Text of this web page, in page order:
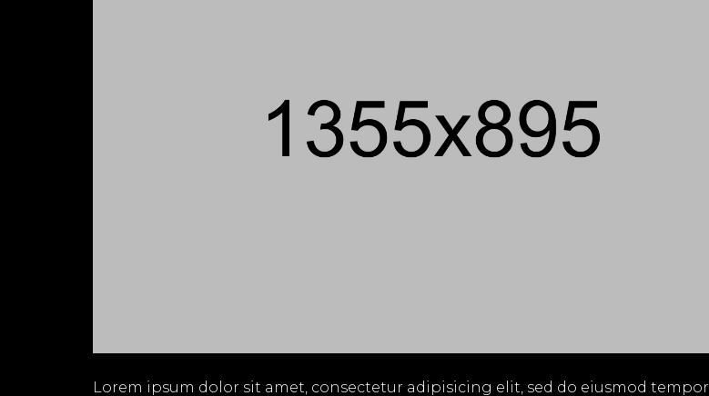
Lorem ipsum dolor sit amet, consectetur adipisicing elit, sed do eiusmod tempor